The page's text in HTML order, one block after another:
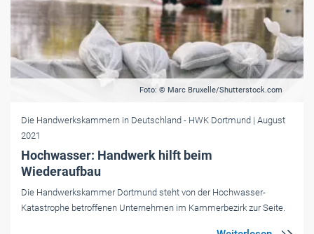
Foto: © Marc Bruxelle/Shutterstock.com
Die Handwerkskammern in Deutschland - HWK Dortmund | August
2021
Hochwasser: Handwerk hilft beim
Wiederaufbau
Die Handwerkskammer Dortmund steht von der Hochwasser-
Katastrophe betroffenen Unternehmen im Kammerbezirk zur Seite.